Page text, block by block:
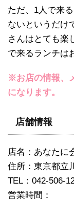
ただ、1人で来
ないというだけ
さんはとても楽
で来るランチは
※お店の情報、
になります。
店舗情報
店名：あなたに
住所：東京都立
TEL：042-506-
営業時間：